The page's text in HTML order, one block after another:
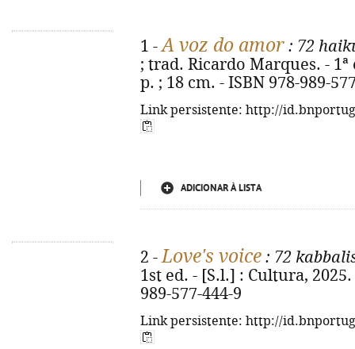
1 -A voz do amor : 72
; trad. Ricardo Marques. -
p. ; 18 cm. - ISBN 978-989-
Link persistente: http://
ADICIONAR À LISTA
2 -Love's voice : 72
1st ed. - [S.l.] : Cultura,
989-577-444-9
Link persistente: http://